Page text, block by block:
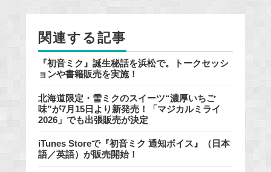
k
関連する記事
『初音ミク』誕生秘話を浜松で。トークセッシ
ョンや書籍販売を実施！
北海道限定・雪ミクのスイーツ“濃厚いちご
味”が7月15日より新発売！「マジカルミライ
2026」でも出張販売が決定
iTunes Storeで『初音ミク 通知ボイス』（日本
語／英語）が販売開始！